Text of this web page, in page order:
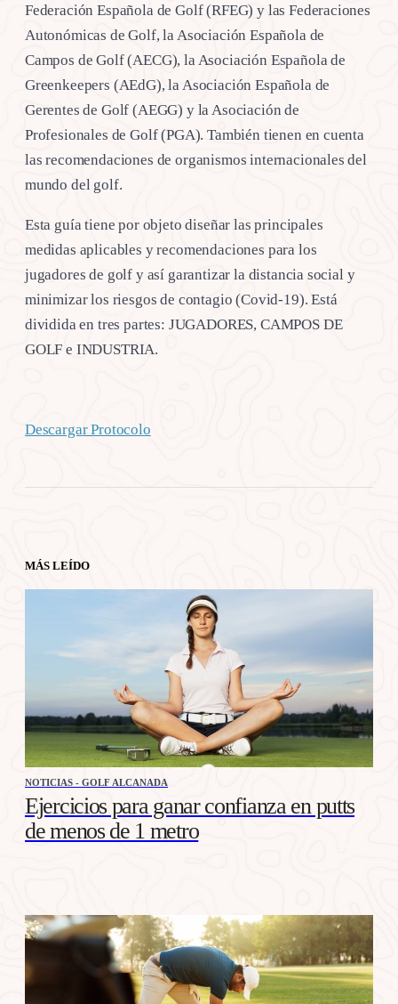
Federación Española de Golf (RFEG) y las Federaciones
Autonómicas de Golf, la Asociación Española de
Campos de Golf (AECG), la Asociación Española de
Greenkeepers (AEdG), la Asociación Española de
Gerentes de Golf (AEGG) y la Asociación de
Profesionales de Golf (PGA). También tienen en cuenta
las recomendaciones de organismos internacionales del
mundo del golf.
Esta guía tiene por objeto diseñar las principales
medidas aplicables y recomendaciones para los
jugadores de golf y así garantizar la distancia social y
minimizar los riesgos de contagio (Covid-19). Está
dividida en tres partes: JUGADORES, CAMPOS DE
GOLF e INDUSTRIA.
Descargar Protocolo
MÁS LEÍDO
NOTICIAS - GOLF ALCANADA
Ejercicios para ganar confianza en putts
de menos de 1 metro